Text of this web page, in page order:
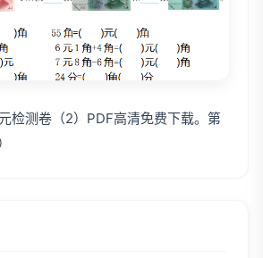
检测卷（2）PDF高清免费下载。第